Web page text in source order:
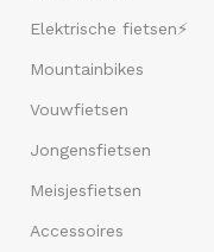
Elektrische fietsen⚡
Mountainbikes
Vouwfietsen
Jongensfietsen
Meisjesfietsen
Accessoires